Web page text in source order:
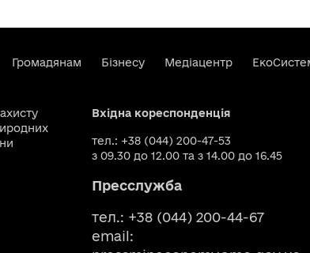
Громадянам Бізнесу Медіацентр
Вхідна кореспонденція
тел.: +38 (044) 200-47-53
з 09.30 до 12.00 та з 14.00 до 16.45
Пресслужба
тел.: +38 (044) 200-44-67
email: